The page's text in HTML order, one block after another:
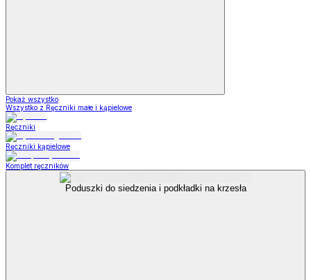
Pokaż wszystko
Wszystko z Ręczniki małe i kąpielowe
Ręczniki
Ręczniki kąpielowe
Komplet ręczników
Poduszki do siedzenia i podkładki na krzesła